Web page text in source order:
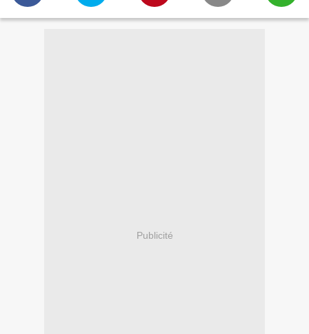
Publicité